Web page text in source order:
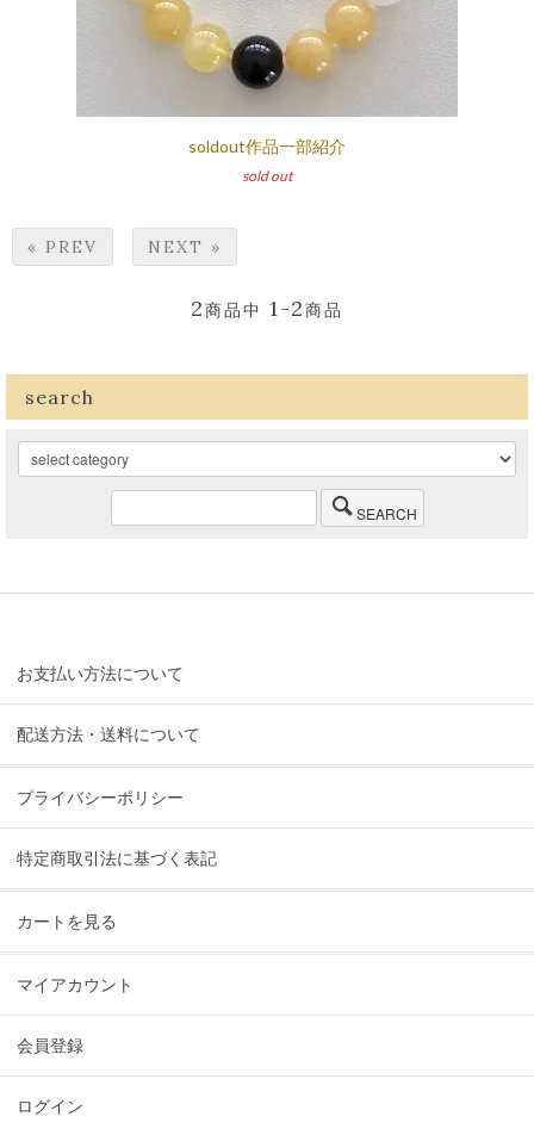
soldout作品一部紹介
sold out
« PREV NEXT »
2商品中 1-2商品
search
SEARCH
お支払い方法について
配送方法・送料について
プライバシーポリシー
特定商取引法に基づく表記
カートを見る
マイアカウント
会員登録
ログイン